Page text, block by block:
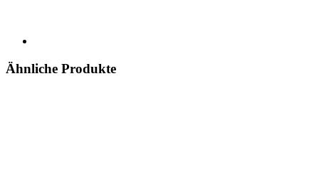
Ähnliche Produkte